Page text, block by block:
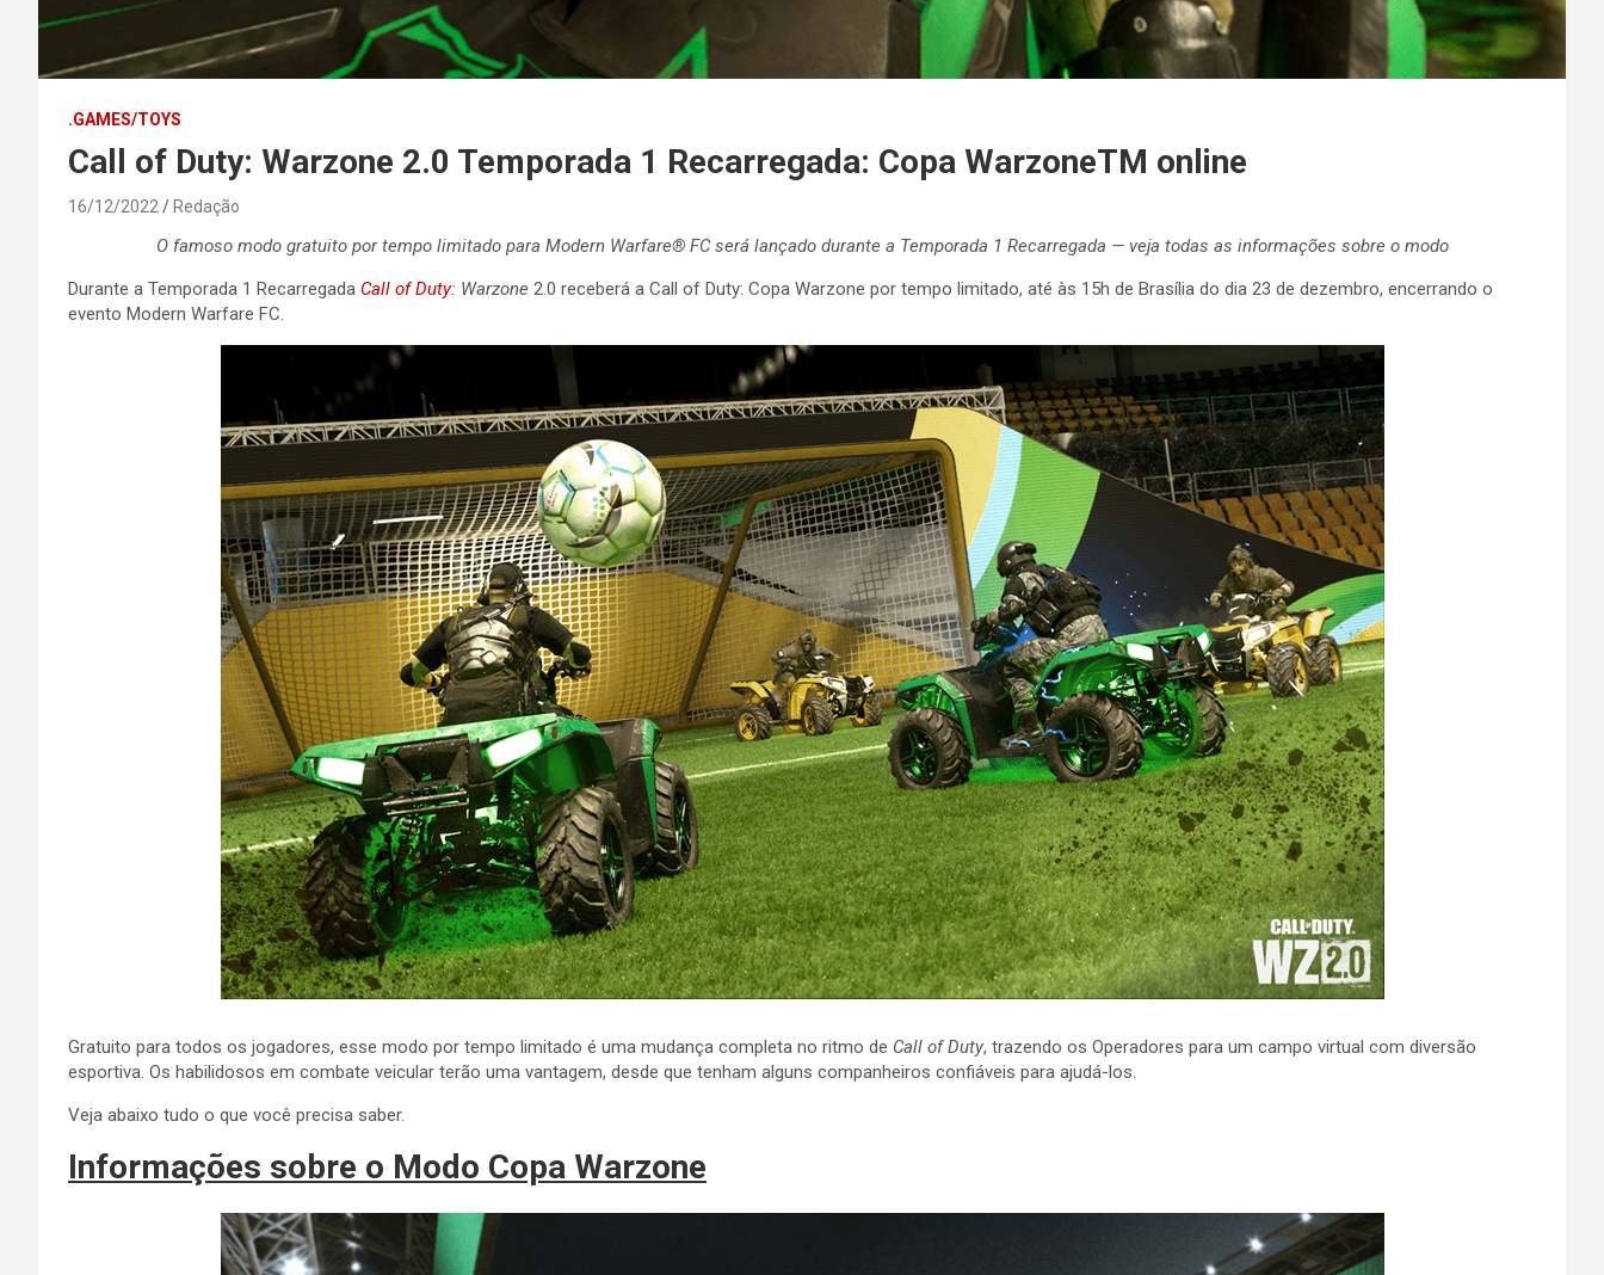
.GAMES/TOYS
Call of Duty: Warzone 2.0 Temporada 1 Recarregada: Copa WarzoneTM online
16/12/2022 Redação
O famoso modo gratuito por tempo limitado para Modern Warfare® FC será lançado durante a Temporada 1 Recarregada — veja todas as informações sobre o modo
Durante a Temporada 1 Recarregada Call of Duty: Warzone 2.0 receberá a Call of Duty: Copa Warzone por tempo limitado, até às 15h de Brasília do dia 23 de dezembro, encerrando o
evento Modern Warfare FC.
Gratuito para todos os jogadores, esse modo por tempo limitado é uma mudança completa no ritmo de Call of Duty, trazendo os Operadores para um campo virtual com diversão
esportiva. Os habilidosos em combate veicular terão uma vantagem, desde que tenham alguns companheiros confiáveis para ajudá-los.
Veja abaixo tudo o que você precisa saber.
Informações sobre o Modo Copa Warzone